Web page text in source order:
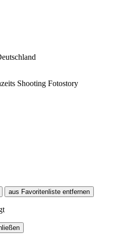
Shooting Fotostory
aus Favoritenliste entfernen